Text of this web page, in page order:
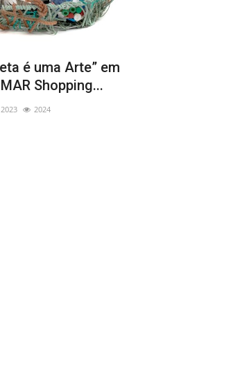
é uma Arte” em
Shopping...
2024